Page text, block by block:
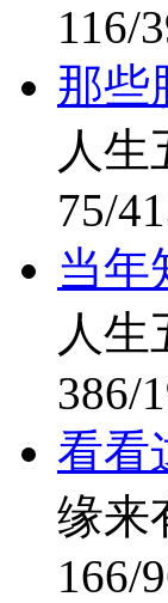
116/
那些
人生
75/
当年
人生
386/
看看
缘来
166/